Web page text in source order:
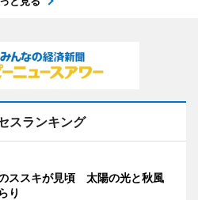
スランキング
ススキが見頃 太陽の光と秋風
り